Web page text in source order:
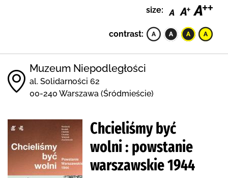
size:
contrast:
Muzeum Niepodległości
al. Solidarności 62
00-240 Warszawa (Śródmieście)
Chcieliśmy być
wolni : powstanie
warszawskie 1944